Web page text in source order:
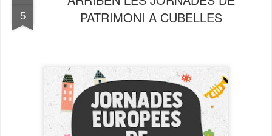
5
PATRIMONI A CUBELLES